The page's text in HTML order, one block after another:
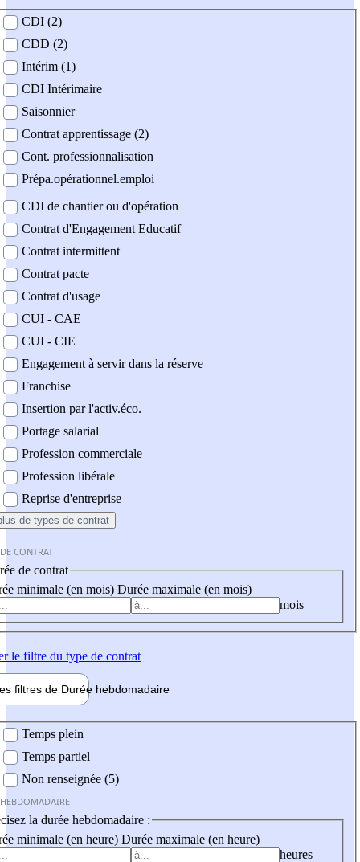
contrat
CDI (2)
CDD (2)
Intérim (1)
CDI Intérimaire
Saisonnier
Contrat apprentissage (2)
Cont. professionnalisation
Prépa.opérationnel.emploi
CDI de chantier ou d'opération
Contrat d'Engagement Educatif
Contrat intermittent
Contrat pacte
Contrat d'usage
CUI - CAE
CUI - CIE
Engagement à servir dans la réserve
Franchise
Insertion par l'activ.éco.
Portage salarial
Profession commerciale
Profession libérale
Reprise d'entreprise
de types de contrat
CONTRAT
de contrat
minimale (en mois) Durée maximale (en mois)
mois
le filtre du type de contrat
filtres de Durée hebdomadaire
Temps plein
Temps partiel
Non renseignée (5)
la durée hebdomadaire :
minimale (en heure) Durée maximale (en heure)
heures